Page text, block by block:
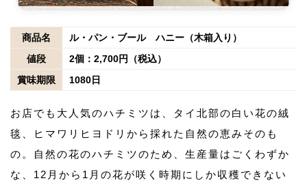
商品名
ル・パン・ブール ハニー（木箱入り）
値段
2個：2,700円（税込）
賞味期限
1080日
お店でも大人気のハチミツは、タイ北部の白い花の絨
毯、ヒマワリヒヨドリから採れた自然の恵みそのも
の。自然の花のハチミツのため、生産量はごくわずか
な、12月から1月の花が咲く時期にしか収穫できない